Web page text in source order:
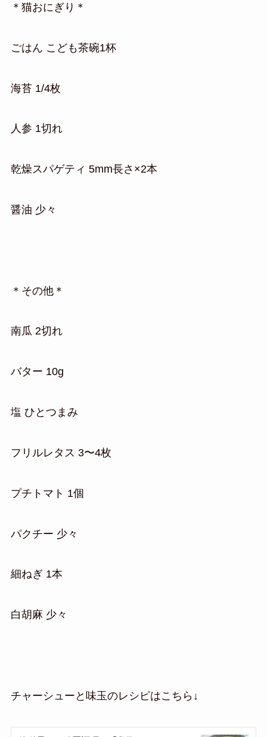
＊猫おにぎり＊
ごはん こども茶碗1杯
海苔 1/4枚
人参 1切れ
乾燥スパゲティ 5mm長さ×2本
醤油 少々
＊その他＊
南瓜 2切れ
バター 10g
塩 ひとつまみ
フリルレタス 3〜4枚
プチトマト 1個
パクチー 少々
細ねぎ 1本
白胡麻 少々
チャーシューと味玉のレシピはこちら↓